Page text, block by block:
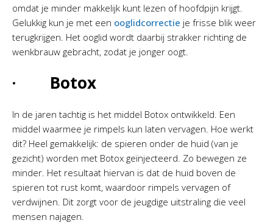
omdat je minder makkelijk kunt lezen of hoofdpijn krijgt.
Gelukkig kun je met een ooglidcorrectie je frisse blik weer
terugkrijgen. Het ooglid wordt daarbij strakker richting de
wenkbrauw gebracht, zodat je jonger oogt.
· Botox
In de jaren tachtig is het middel Botox ontwikkeld. Een
middel waarmee je rimpels kun laten vervagen. Hoe werkt
dit? Heel gemakkelijk: de spieren onder de huid (van je
gezicht) worden met Botox geïnjecteerd. Zo bewegen ze
minder. Het resultaat hiervan is dat de huid boven de
spieren tot rust komt, waardoor rimpels vervagen of
verdwijnen. Dit zorgt voor de jeugdige uitstraling die veel
mensen najagen.